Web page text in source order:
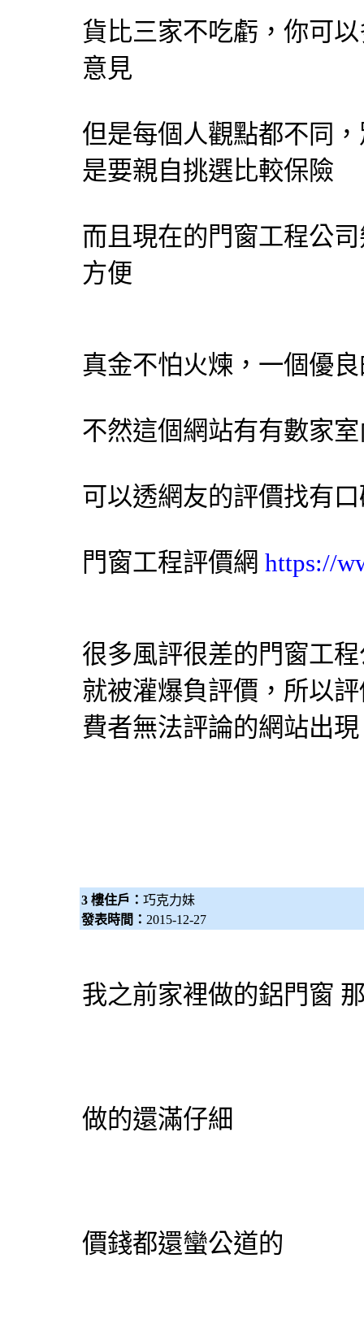
貨比三家不吃虧，你可
意見
但是每個人觀點都不同
是要親自挑選比較保險
而且現在的 門窗工程公
方便
真金不怕火煉，一個優
不然這個網站有有數家
可以透網友的評價找有
門窗工程評價網 https://
很多風評很差的 門窗工程
就被灌爆負評價，所以
費者無法評論的網站出現
3 樓住戶： 巧克力妹
發表時間： 2015-12-27
我之前家裡做的鋁門窗
做的還滿仔細
價錢都還蠻公道的